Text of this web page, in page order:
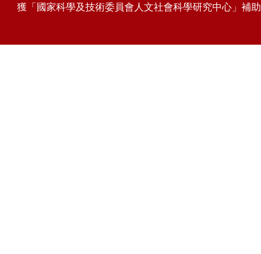
獲「國家科學及技術委員會人文社會科學研究中心」補助